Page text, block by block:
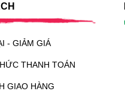
- GIẢM GIÁ
THANH TOÁN
GIAO HÀNG